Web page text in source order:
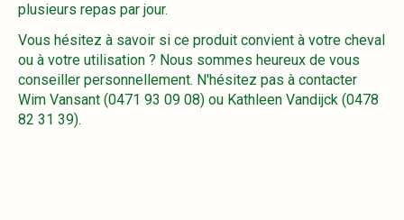
plusieurs repas par jour.
Vous hésitez à savoir si ce produit convient à votre cheval
ou à votre utilisation ? Nous sommes heureux de vous
conseiller personnellement. N'hésitez pas à contacter
Wim Vansant (0471 93 09 08) ou Kathleen Vandijck (0478
82 31 39).